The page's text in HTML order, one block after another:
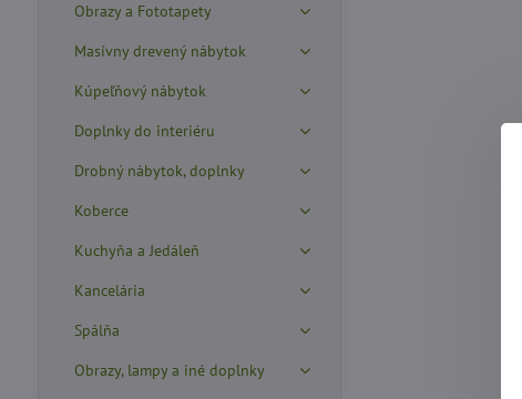
Obrazy a Fototapety
Masívny drevený nábytok
Kúpeľňový nábytok
Doplnky do interiéru
Drobný nábytok, doplnky
Koberce
Kuchyňa a Jedáleň
Kancelária
Spálňa
Obrazy, lampy a iné doplnky